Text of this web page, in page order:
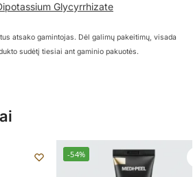
Glycyrrhizate
atsako gamintojas. Dėl galimų pakeitimų, visada
sudėtį tiesiai ant gaminio pakuotės.
-54%